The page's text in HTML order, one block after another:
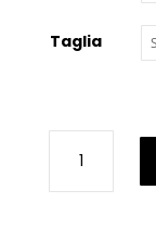
Taglia
Morar